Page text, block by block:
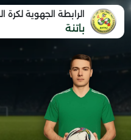
الرابطة الجهوية لكرة
باتنة